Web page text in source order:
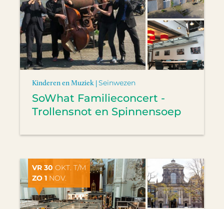
Kinderen en Muziek |Seinwezen
SoWhat Familieconcert -
Trollensnot en Spinnensoep
VR 30 OKT. T/M
ZO 1 NOV.